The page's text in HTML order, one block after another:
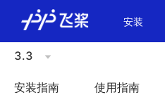
安装
3.3
安装指南 使用指南